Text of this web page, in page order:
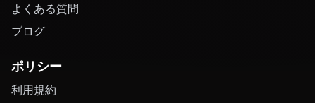
よくある質問
ブログ
ポリシー
利用規約